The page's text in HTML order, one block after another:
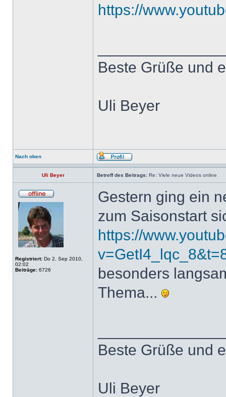
https://
Beste Grüße und
Uli Beyer
Nach oben
Uli Beyer Betreff des Beitrags: Re: Viele neue Videos online
Registriert: Do 2. Sep 2010,
02:02
Beiträge: 6726
Gestern ging ein
zum Saisonstart
https://
besonders
Thema...
Beste Grüße und
Uli Beyer